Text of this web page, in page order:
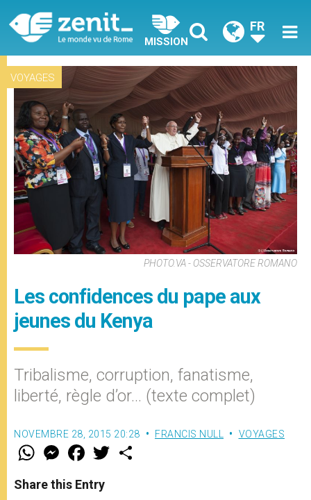
MISSION
FR
VOYAGES
PHOTO.VA - OSSERVATORE ROMANO
Les confidences du pape aux
jeunes du Kenya
Tribalisme, corruption, fanatisme,
liberté, règle d’or… (texte complet)
NOVEMBRE 28, 2015 20:28 FRANCIS NULL VOYAGES
W
t
s
M
e
s
e
F
a
e
b
w
Share this Entry